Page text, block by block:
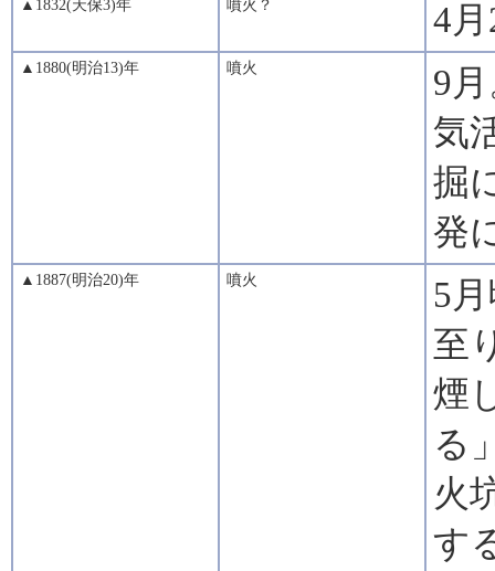
▲1832(天保3)年 噴火？ 4
▲1880(明治13)年 噴火
9
気
掘
発
▲1887(明治20)年 噴火
5
至
煙
る
火
す